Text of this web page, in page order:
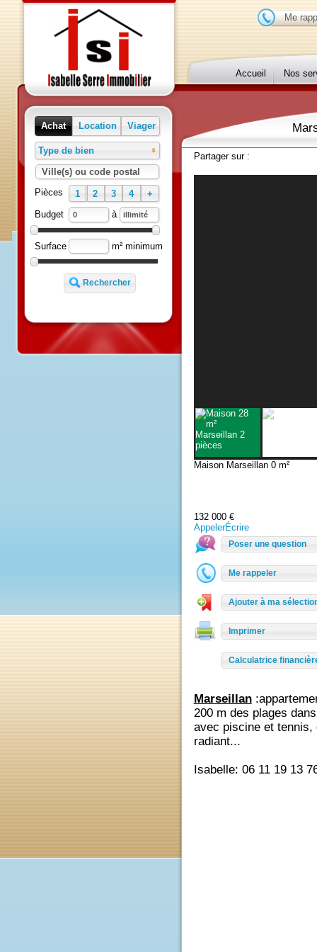
Me
Accueil Nos
Achat Location Viager
Type de bien
Ville(s) ou code postal
1 2 3 4
+
Budget
à
Surface m² minimum
Partager sur :
132 000 €
AppelerÉcrire
Poser une
Me rappeler
Ajouter à ma
Imprimer
Marseillan
200 m des plages
radiant...